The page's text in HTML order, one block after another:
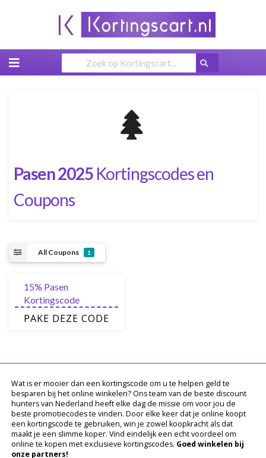
to
content
Pasen 2025 Kortingscodes en
Coupons
All Coupons 1
15% Pasen
Kortingscode
PAKE DEZE CODE
Wat is er mooier dan een kortingscode om u te helpen geld te
besparen bij het online winkelen? Ons team van de beste discount
hunters van Nederland heeft elke dag de missie om voor jou de
beste promotiecodes te vinden. Door elke keer dat je online koopt
een kortingscode te gebruiken, win je zowel koopkracht als dat
maakt je een slimme koper. Vind eindelijk een echt voordeel om
online te kopen met exclusieve kortingscodes. Goed winkelen bij
onze partners!